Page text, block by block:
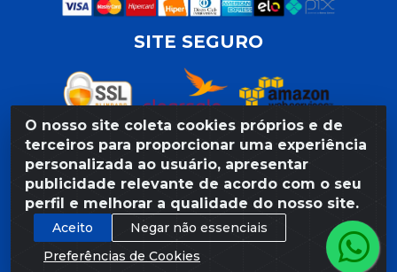
O nosso site coleta cookies próprios e de
terceiros para proporcionar uma experiência
personalizada ao usuário, apresentar
publicidade relevante de acordo com o seu
perfil e melhorar a qualidade do nosso site.
Aceito
Negar não essenciais
Preferências de Cookies
SITE SEGURO
Razão Social: Armazém Coral LTDA - Rua da Praia, 103 -
São José - Recife/PE - CEP 50020-550 - CNPJ
11.623.188/0027-80